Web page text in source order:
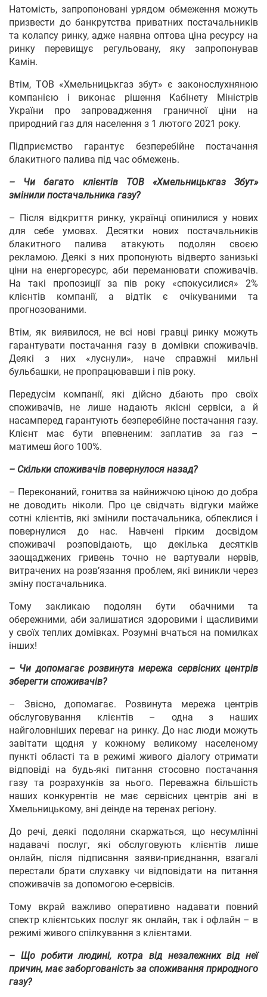
Натомість, запропоновані урядом обмеження можуть
призвести до банкрутства приватних постачальників
та колапсу ринку, адже наявна оптова ціна ресурсу на
ринку перевищує регульовану, яку запропонував
Камін.
Втім, ТОВ «Хмельницькгаз збут» є законослухняною
компанією і виконає рішення Кабінету Міністрів
України про запровадження граничної ціни на
природний газ для населення з 1 лютого 2021 року.
Підприємство гарантує безперебійне постачання
блакитного палива під час обмежень.
– Чи багато клієнтів ТОВ «Хмельницькгаз Збут»
змінили постачальника газу?
– Після відкриття ринку, українці опинилися у нових
для себе умовах. Десятки нових постачальників
блакитного палива атакують подолян своєю
рекламою. Деякі з них пропонують відверто занизькі
ціни на енергоресурс, аби переманювати споживачів.
На такі пропозиції за пів року «спокусилися» 2%
клієнтів компанії, а відтік є очікуваними та
прогнозованими.
Втім, як виявилося, не всі нові гравці ринку можуть
гарантувати постачання газу в домівки споживачів.
Деякі з них «луснули», наче справжні мильні
бульбашки, не пропрацювавши і пів року.
Передусім компанії, які дійсно дбають про своїх
споживачів, не лише надають якісні сервіси, а й
насамперед гарантують безперебійне постачання газу.
Клієнт має бути впевненим: заплатив за газ –
матимеш його 100%.
– Скільки споживачів повернулося назад?
– Переконаний, гонитва за найнижчою ціною до добра
не доводить ніколи. Про це свідчать відгуки майже
сотні клієнтів, які змінили постачальника, обпеклися і
повернулися до нас. Навчені гірким досвідом
споживачі розповідають, що декілька десятків
заощаджених гривень точно не вартували нервів,
витрачених на розв’язання проблем, які виникли через
зміну постачальника.
Тому закликаю подолян бути обачними та
обережними, аби залишатися здоровими і щасливими
у своїх теплих домівках. Розумні вчаться на помилках
інших!
– Чи допомагає розвинута мережа сервісних центрів
зберегти споживачів?
– Звісно, допомагає. Розвинута мережа центрів
обслуговування клієнтів – одна з наших
найголовніших переваг на ринку. До нас люди можуть
завітати щодня у кожному великому населеному
пункті області та в режимі живого діалогу отримати
відповіді на будь-які питання стосовно постачання
газу та розрахунків за нього. Переважна більшість
наших конкурентів не має сервісних центрів ані в
Хмельницькому, ані деінде на теренах регіону.
До речі, деякі подоляни скаржаться, що несумлінні
надавачі послуг, які обслуговують клієнтів лише
онлайн, після підписання заяви-приєднання, взагалі
перестали брати слухавку чи відповідати на питання
споживачів за допомогою е-сервісів.
Тому вкрай важливо оперативно надавати повний
спектр клієнтських послуг як онлайн, так і офлайн – в
режимі живого спілкування з клієнтами.
– Що робити людині, котра від незалежних від неї
причин, має заборгованість за споживання природного
газу?